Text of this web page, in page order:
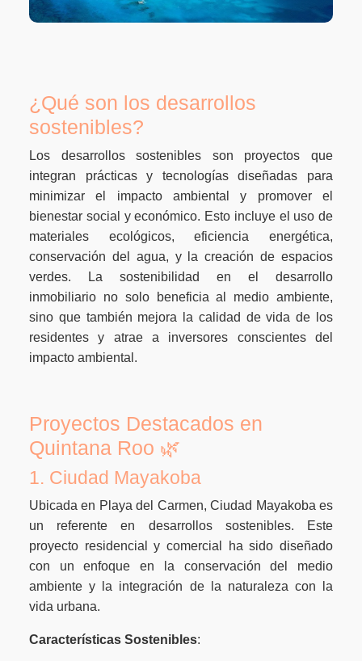
¿Qué son los desarrollos
sostenibles?
Los desarrollos sostenibles son proyectos que
integran prácticas y tecnologías diseñadas para
minimizar el impacto ambiental y promover el
bienestar social y económico. Esto incluye el uso de
materiales ecológicos, eficiencia energética,
conservación del agua, y la creación de espacios
verdes. La sostenibilidad en el desarrollo
inmobiliario no solo beneficia al medio ambiente,
sino que también mejora la calidad de vida de los
residentes y atrae a inversores conscientes del
impacto ambiental.
Proyectos Destacados en
Quintana Roo 🌿
1. Ciudad Mayakoba
Ubicada en Playa del Carmen, Ciudad Mayakoba es
un referente en desarrollos sostenibles. Este
proyecto residencial y comercial ha sido diseñado
con un enfoque en la conservación del medio
ambiente y la integración de la naturaleza con la
vida urbana.
Características Sostenibles: